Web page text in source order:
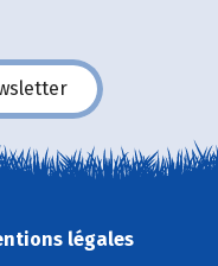
légales